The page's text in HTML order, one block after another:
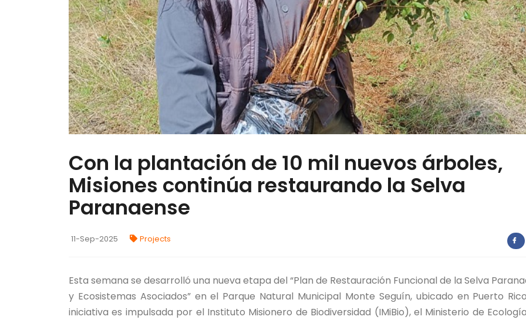
Con la plantación de 10 mil nuevos árboles,
Misiones continúa restaurando la Selva
Paranaense
11-Sep-2025 Projects
Esta semana se desarrolló una nueva etapa del “Plan de Restauración Funcional de la Selva
y Ecosistemas Asociados” en el Parque Natural Municipal Monte Seguín, ubicado en Puerto
iniciativa es impulsada por el Instituto Misionero de Biodiversidad (IMiBio), el Ministerio de